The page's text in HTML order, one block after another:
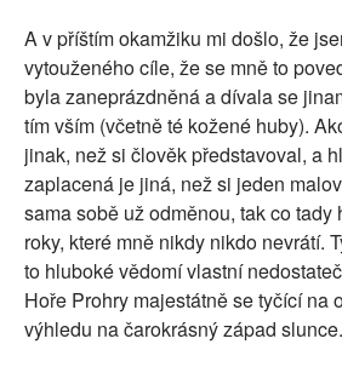
A v příštím okamžiku mi došlo, že
vytouženého cíle, že se mně to
byla zaneprázdněná a dívala se
tím vším (včetně té kožené huby).
jinak, než si člověk představoval, a
zaplacená je jiná, než si jeden
sama sobě už odměnou, tak co
roky, které mně nikdy nikdo nevrátí.
to hluboké vědomí vlastní
Hoře Prohry majestátně se tyčící na
výhledu na čarokrásný západ